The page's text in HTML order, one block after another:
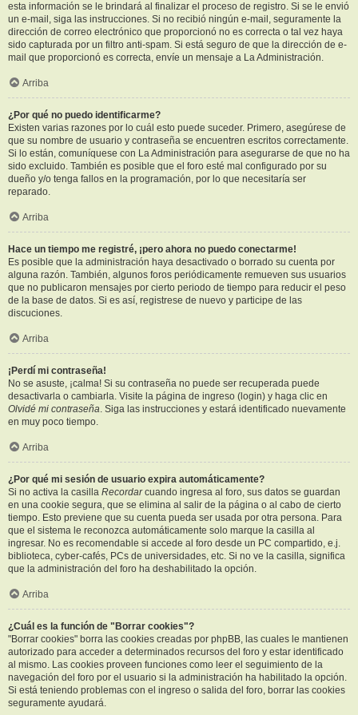
esta información se le brindará al finalizar el proceso de registro. Si se le envió
un e-mail, siga las instrucciones. Si no recibió ningún e-mail, seguramente la
dirección de correo electrónico que proporcionó no es correcta o tal vez haya
sido capturada por un filtro anti-spam. Si está seguro de que la dirección de e-
mail que proporcionó es correcta, envíe un mensaje a La Administración.
Arriba
¿Por qué no puedo identificarme?
Existen varias razones por lo cuál esto puede suceder. Primero, asegúrese de
que su nombre de usuario y contraseña se encuentren escritos correctamente.
Si lo están, comuníquese con La Administración para asegurarse de que no ha
sido excluido. También es posible que el foro esté mal configurado por su
dueño y/o tenga fallos en la programación, por lo que necesitaría ser
reparado.
Arriba
Hace un tiempo me registré, ¡pero ahora no puedo conectarme!
Es posible que la administración haya desactivado o borrado su cuenta por
alguna razón. También, algunos foros periódicamente remueven sus usuarios
que no publicaron mensajes por cierto periodo de tiempo para reducir el peso
de la base de datos. Si es así, registrese de nuevo y participe de las
discuciones.
Arriba
¡Perdí mi contraseña!
No se asuste, ¡calma! Si su contraseña no puede ser recuperada puede
desactivarla o cambiarla. Visite la página de ingreso (login) y haga clic en
Olvidé mi contraseña. Siga las instrucciones y estará identificado nuevamente
en muy poco tiempo.
Arriba
¿Por qué mi sesión de usuario expira automáticamente?
Si no activa la casilla Recordarcuando ingresa al foro, sus datos se guardan
en una cookie segura, que se elimina al salir de la página o al cabo de cierto
tiempo. Esto previene que su cuenta pueda ser usada por otra persona. Para
que el sistema le reconozca automáticamente solo marque la casilla al
ingresar. No es recomendable si accede al foro desde un PC compartido, e.j.
biblioteca, cyber-cafés, PCs de universidades, etc. Si no ve la casilla, significa
que la administración del foro ha deshabilitado la opción.
Arriba
¿Cuál es la función de "Borrar cookies"?
"Borrar cookies" borra las cookies creadas por phpBB, las cuales le mantienen
autorizado para acceder a determinados recursos del foro y estar identificado
al mismo. Las cookies proveen funciones como leer el seguimiento de la
navegación del foro por el usuario si la administración ha habilitado la opción.
Si está teniendo problemas con el ingreso o salida del foro, borrar las cookies
seguramente ayudará.